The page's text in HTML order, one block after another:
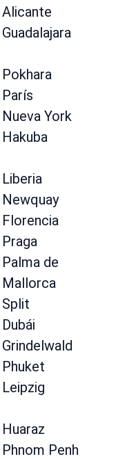
Alicante
Guadalajara
Pokhara
París
Nueva York
Hakuba
Liberia
Newquay
Florencia
Praga
Palma de
Mallorca
Split
Dubái
Grindelwald
Phuket
Leipzig
Huaraz
Phnom Penh